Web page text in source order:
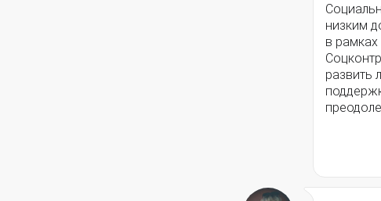
низким
в рамках
развить